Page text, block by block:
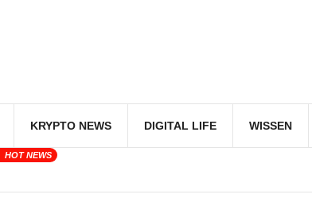
KRYPTO NEWS DIGITAL LIFE WISSEN
HOT NEWS